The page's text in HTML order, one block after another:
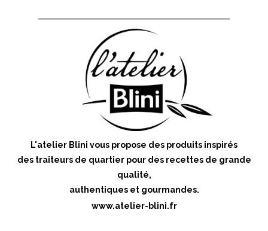
L'atelier Blini vous propose des produits inspirés
des traiteurs de quartier pour des recettes de grande
qualité,
authentiques et gourmandes.
www.atelier-blini.fr